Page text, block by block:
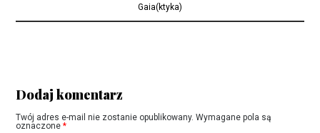
Next
post:
Gaia(ktyka)
Dodaj komentarz
Twój adres e-mail nie zostanie opublikowany. Wymagane pola są
oznaczone*